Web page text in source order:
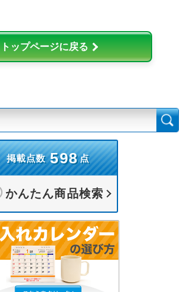
トップページに戻る
掲載点数 598点
かんたん商品検索